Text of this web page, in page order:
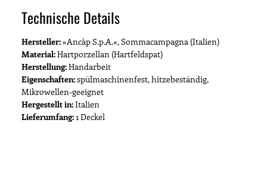
Technische Details
Hersteller:»Ancàp S.p.A.«, Sommacampagna (Italien)
Material:Hartporzellan (Hartfeldspat)
Herstellung:Handarbeit
Eigenschaften:spülmaschinenfest, hitzebeständig,
Mikrowellen-geeignet
Hergestellt in:Italien
Lieferumfang:1 Deckel